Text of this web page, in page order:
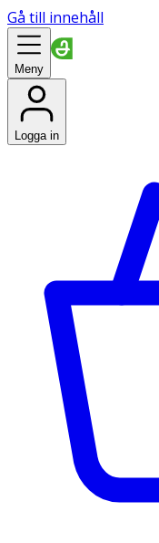
Gå till innehåll
Meny
Logga in